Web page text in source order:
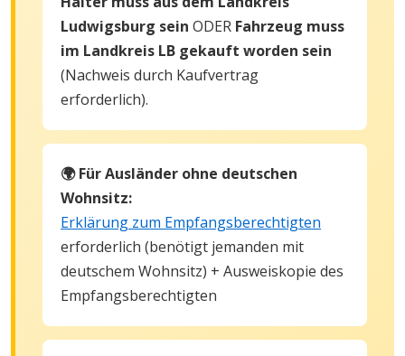
Ludwigsburg sein ODER Fahrzeug muss
im Landkreis LB gekauft worden sein
(Nachweis durch Kaufvertrag
erforderlich).
🌍 Für Ausländer ohne deutschen
Wohnsitz:
Erklärung zum Empfangsberechtigten
erforderlich (benötigt jemanden mit
deutschem Wohnsitz) + Ausweiskopie des
Empfangsberechtigten